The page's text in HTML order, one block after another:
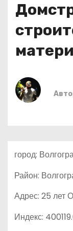
город:
Район:
Адрес: 25 лет
Индекс: